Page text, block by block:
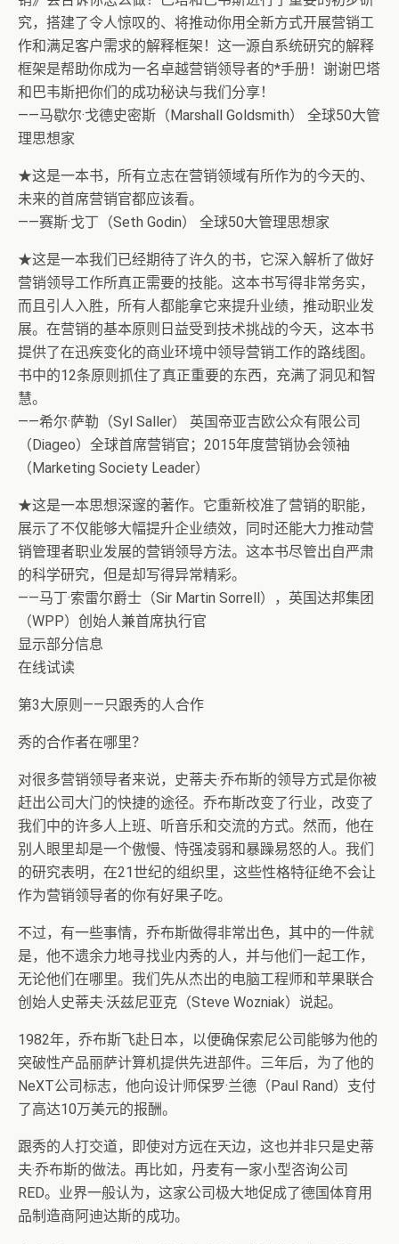
究，搭建了令人惊叹的、将推动你用全新方式开展营销工
作和满足客户需求的解释框架！这一源自系统研究的解释
框架是帮助你成为一名卓越营销领导者的*手册！谢谢巴塔
和巴韦斯把你们的成功秘诀与我们分享！
——马歇尔·戈德史密斯（Marshall Goldsmith） 全球50大管
理思想家
★这是一本书，所有立志在营销领域有所作为的今天的、
未来的首席营销官都应该看。
——赛斯·戈丁（Seth Godin） 全球50大管理思想家
★这是一本我们已经期待了许久的书，它深入解析了做好
营销领导工作所真正需要的技能。这本书写得非常务实，
而且引人入胜，所有人都能拿它来提升业绩，推动职业发
展。在营销的基本原则日益受到技术挑战的今天，这本书
提供了在迅疾变化的商业环境中领导营销工作的路线图。
书中的12条原则抓住了真正重要的东西，充满了洞见和智
慧。
——希尔·萨勒（Syl Saller） 英国帝亚吉欧公众有限公司
（Diageo）全球首席营销官；2015年度营销协会领袖
（Marketing Society Leader）
★这是一本思想深邃的著作。它重新校准了营销的职能，
展示了不仅能够大幅提升企业绩效，同时还能大力推动营
销管理者职业发展的营销领导方法。这本书尽管出自严肃
的科学研究，但是却写得异常精彩。
——马丁·索雷尔爵士（Sir Martin Sorrell），英国达邦集团
（WPP）创始人兼首席执行官
显示部分信息
在线试读
第3大原则——只跟秀的人合作
秀的合作者在哪里？
对很多营销领导者来说，史蒂夫·乔布斯的领导方式是你被
赶出公司大门的快捷的途径。乔布斯改变了行业，改变了
我们中的许多人上班、听音乐和交流的方式。然而，他在
别人眼里却是一个傲慢、恃强凌弱和暴躁易怒的人。我们
的研究表明，在21世纪的组织里，这些性格特征绝不会让
作为营销领导者的你有好果子吃。
不过，有一些事情，乔布斯做得非常出色，其中的一件就
是，他不遗余力地寻找业内秀的人，并与他们一起工作，
无论他们在哪里。我们先从杰出的电脑工程师和苹果联合
创始人史蒂夫·沃兹尼亚克（Steve Wozniak）说起。
1982年，乔布斯飞赴日本，以便确保索尼公司能够为他的
突破性产品丽萨计算机提供先进部件。三年后，为了他的
NeXT公司标志，他向设计师保罗·兰德（Paul Rand）支付
了高达10万美元的报酬。
跟秀的人打交道，即使对方远在天边，这也并非只是史蒂
夫·乔布斯的做法。再比如，丹麦有一家小型咨询公司
RED。业界一般认为，这家公司极大地促成了德国体育用
品制造商阿迪达斯的成功。